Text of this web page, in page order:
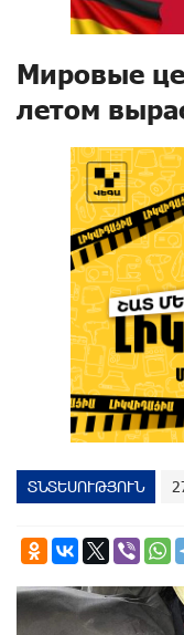
Мировые
летом
ՏՆՏԵՍՈՒԹՅՈՒՆ